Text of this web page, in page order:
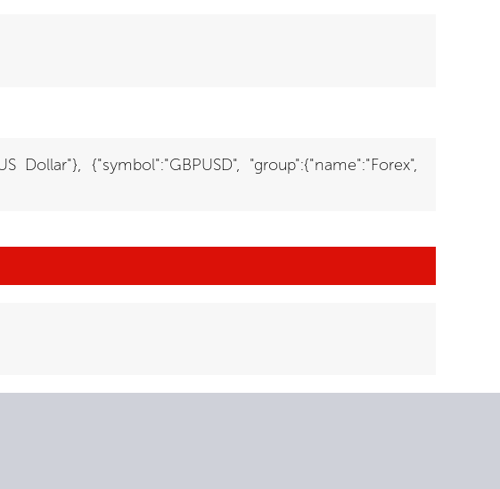
Dollar"}, {"symbol":"GBPUSD", "group":{"name":"Forex",